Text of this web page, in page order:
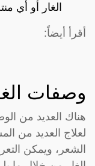
الغار أو أي
أقرأ أيضاً:
وصفات
هناك العديد من
لعلاج العديد من
الشعر، ويمكن